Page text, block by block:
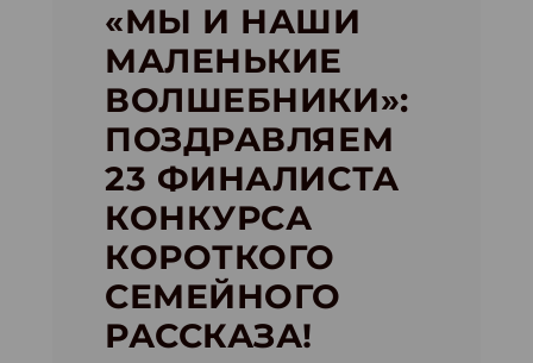
«МЫ И НАШИ
МАЛЕНЬКИЕ
ВОЛШЕБНИКИ»:
ПОЗДРАВЛЯЕМ
23 ФИНАЛИСТА
КОНКУРСА
КОРОТКОГО
СЕМЕЙНОГО
РАССКАЗА!